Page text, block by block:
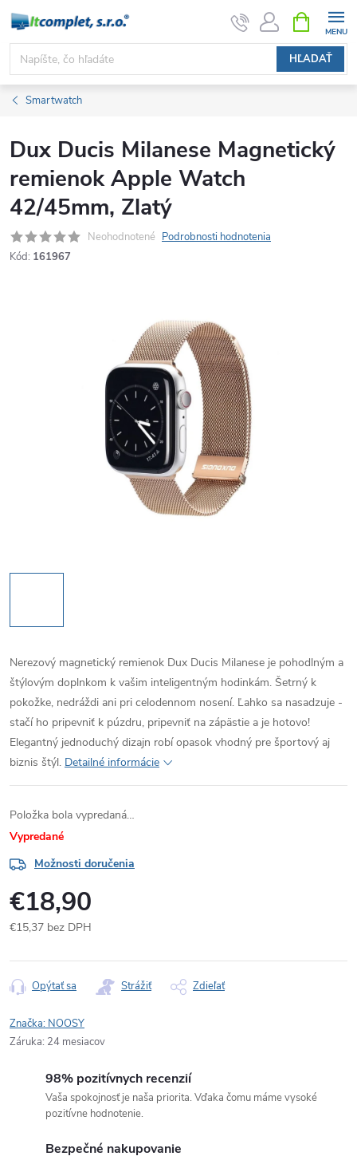
Prejsť
obsah
HĽADAŤ
KOŠÍK
Smartwatch
Dux Ducis Milanese Magnetický
remienok Apple Watch
42/45mm, Zlatý
Neohodnotené Podrobnosti hodnotenia
Kód: 161967
Nerezový magnetický remienok Dux Ducis Milanese je pohodlným a
štýlovým doplnkom k vašim inteligentným hodinkám. Šetrný k
pokožke, nedráždi ani pri celodennom nosení. Ľahko sa nasadzuje -
stačí ho pripevniť k púzdru, pripevniť na zápästie a je hotovo!
Elegantný jednoduchý dizajn robí opasok vhodný pre športový aj
biznis štýl. Detailné informácie
Položka bola vypredaná…
Vypredané
Možnosti doručenia
€18,90
€15,37 bez DPH
cena:
Opýtať sa Strážiť Zdieľať
Značka: NOOSY
Záruka: 24 mesiacov
98% pozitívnych recenzií
Vaša spokojnosť je naša priorita. Vďaka čomu máme vysoké
pozitívne hodnotenie.
Bezpečné nakupovanie